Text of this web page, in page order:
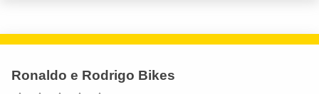
Ronaldo e Rodrigo Bikes